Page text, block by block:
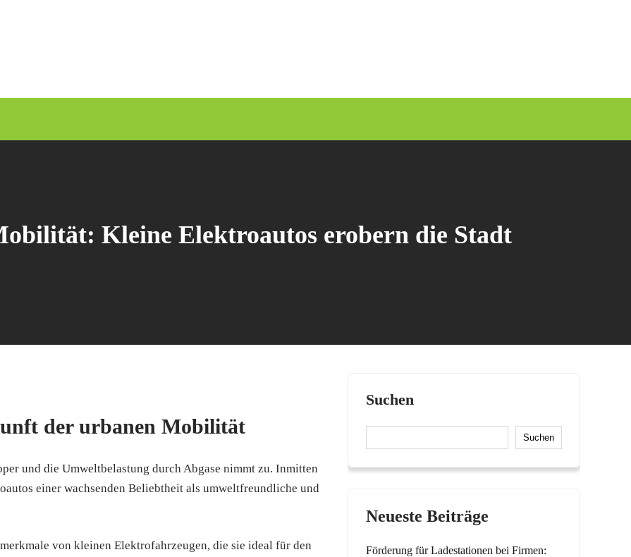
Kleine Elektroautos erobern die Stadt
der urbanen Mobilität
und die Umweltbelastung durch Abgase nimmt zu. Inmitten
einer wachsenden Beliebtheit als umweltfreundliche und
von kleinen Elektrofahrzeugen, die sie ideal für den
Suchen
Suchen
Neueste Beiträge
Förderung für Ladestationen bei Firmen: